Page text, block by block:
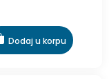
Dodaj u korpu